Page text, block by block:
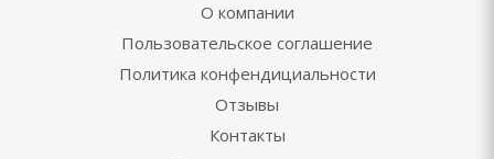
О компании
Пользовательское соглашение
Политика конфендициальности
Отзывы
Контакты